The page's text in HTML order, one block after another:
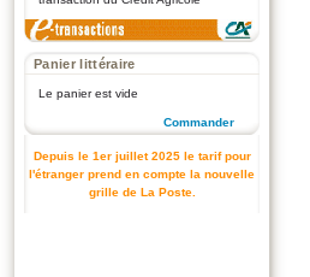
Panier littéraire
Le panier est vide
Commander
Depuis le 1er juillet 2025 le tarif pour
l'étranger prend en compte la nouvelle
grille de La Poste.